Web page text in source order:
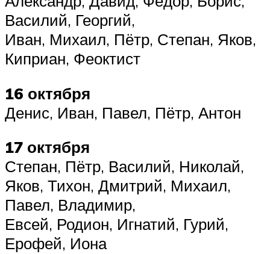
Василий, Георгий,
Иван, Михаил, Пётр, Степан, Яков,
Киприан, Феоктист
16 октября
Денис, Иван, Павел, Пётр, Антон
17 октября
Степан, Пётр, Василий, Николай,
Яков, Тихон, Дмитрий, Михаил,
Павел, Владимир,
Евсей, Родион, Игнатий, Гурий,
Ерофей, Иона